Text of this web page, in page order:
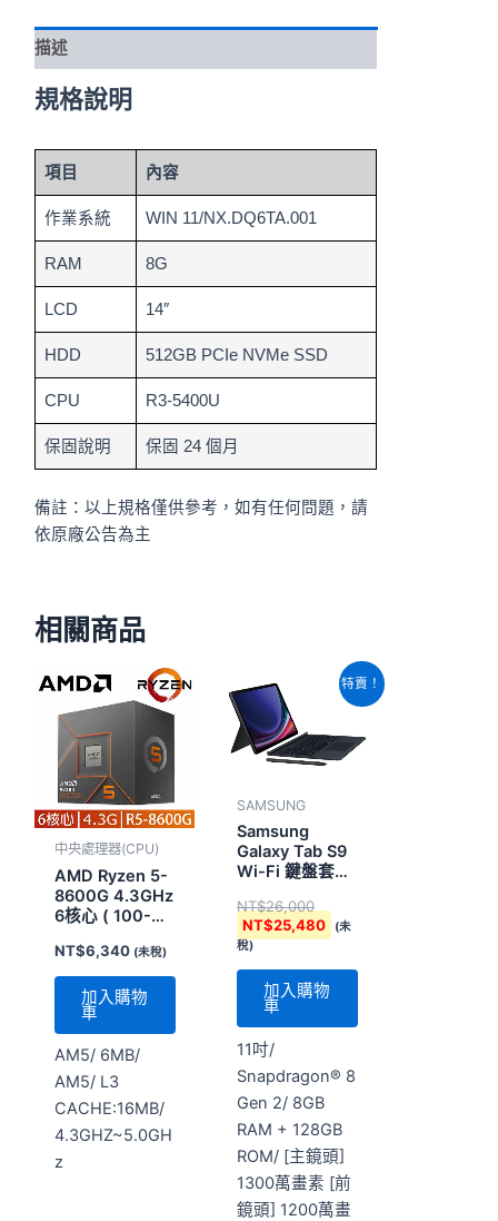
描述
規格說明
項目 內容
作業系統 WIN 11/NX.DQ6TA.001
RAM 8G
LCD 14″
HDD 512GB PCIe NVMe SSD
CPU R3-5400U
保固說明 保固 24 個月
備註：以上規格僅供參考，如有任何問題，請
依原廠公告為主
相關商品
中央處理器(CPU)
AMD Ryzen 5-
8600G 4.3GHz
6核心 ( 100-
)
NT$6,340 (未稅)
加入購物
車
AM5/ 6MB/
AM5/ L3
CACHE:16MB/
4.3GHZ~5.0GH
z
特賣！
SAMSUNG
Samsung
Galaxy Tab S9
Wi-Fi 鍵盤套裝
NT$26,000
格：
NT$26,000。
NT$25,480
目
前
格：
NT$25,480。
(未
稅)
加入購物
車
11吋/
Snapdragon® 8
Gen 2/ 8GB
RAM + 128GB
ROM/ [主鏡頭]
1300萬畫素 [前
鏡頭] 1200萬畫